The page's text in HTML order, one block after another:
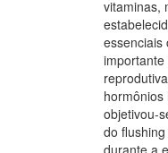
vitaminas,
essenciais
importante
hormônios
objetivou-
do
durante a